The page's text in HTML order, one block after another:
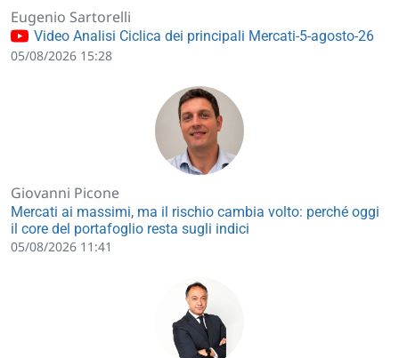
Eugenio Sartorelli
Video Analisi Ciclica dei principali Mercati-5-agosto-26
05/08/2026 15:28
Giovanni Picone
Mercati ai massimi, ma il rischio cambia volto: perché oggi
il core del portafoglio resta sugli indici
05/08/2026 11:41